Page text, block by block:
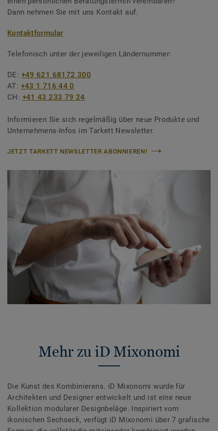
Dann nehmen Sie mit uns Kontakt auf.
Kontaktformular
Telefonisch unter der jeweiligen Ländernummer:
DE: +49 621 68172 300
AT: +43 1 716 44 0
CH: +41 43 233 79 24
Informieren Sie sich regelmäßig über neue Produkte und
Unternehmens-Infos im Tarkett Newsletter.
JETZT TARKETT NEWSLETTER ABONNIEREN!
Mehr zu iD Mixonomi
Die Kunst des Kombinierens. iD Mixonomi wurde für
Architekten und Designer entwickelt und ist eine neue
Kollektion modularer Designbeläge. Inspiriert vom
ikonischen Sechseck, verfügt iD Mixonomi über 7 grafische